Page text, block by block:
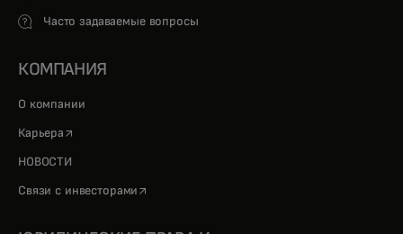
Часто задаваемые вопросы
КОМПАНИЯ
О компании
Карьера opens in a new tab
НОВОСТИ
Связи с инвесторами opens in a new tab